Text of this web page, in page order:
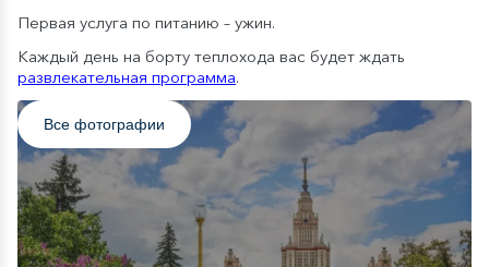
Первая услуга по питанию – ужин.
Каждый день на борту теплохода вас будет ждать
развлекательная программа.
Все фотографии